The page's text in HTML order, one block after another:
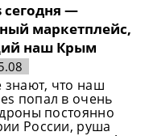
сегодня —
маркетплейс,
наш Крым
знают, что наш
попал в очень
постоянно
России, руша